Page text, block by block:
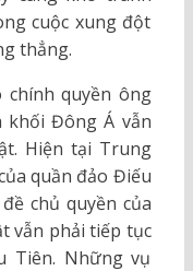
cuộc xung đột
thẳng.
chính quyền ông
khối Đông Á vẫn
Hiện tại Trung
quần đảo Điếu
chủ quyền của
vẫn phải tiếp tục
Tiên. Những vụ